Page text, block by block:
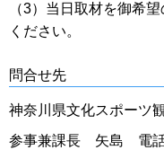
（3）当日取材を御希
ください。
問合せ先
神奈川県文化スポーツ
参事兼課長 矢島 電話